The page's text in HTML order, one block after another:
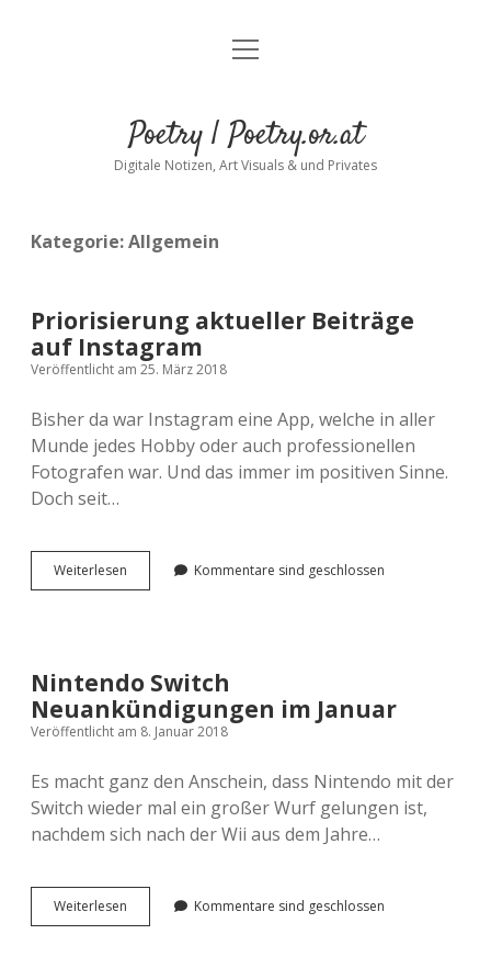
Menü
Poetry | Poetry.or.at
Digitale Notizen, Art Visuals & und Privates
Kategorie:Allgemein
Priorisierung aktueller Beiträge
auf Instagram
Veröffentlicht am 25. März 2018
Bisher da war Instagram eine App, welche in aller
Munde jedes Hobby oder auch professionellen
Fotografen war. Und das immer im positiven Sinne.
Doch seit…
Weiterlesen Priorisierung
aktueller
Kommentare sind geschlossen
Nintendo Switch
Neuankündigungen im Januar
Veröffentlicht am 8. Januar 2018
Es macht ganz den Anschein, dass Nintendo mit der
Switch wieder mal ein großer Wurf gelungen ist,
nachdem sich nach der Wii aus dem Jahre…
Weiterlesen Nintendo
Switch
Kommentare sind geschlossen